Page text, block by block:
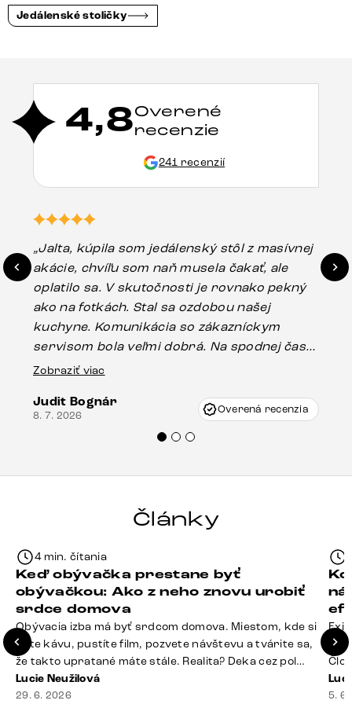
Jedálenské stoličky
4,8Overené
recenzie
241 recenzií
„Jalta, kúpila som jedálenský stôl z masívnej
akácie, chvíľu som naň musela čakať, ale
oplatilo sa. V skutočnosti je rovnako pekný
ako na fotkách. Stal sa ozdobou našej
kuchyne. Komunikácia so zákazníckym
servisom bola veľmi dobrá. Na spodnej časti
stola bolo malé poškodenie, pravdepodobne
Vincze pri riešení mojej záležitosti pristúpili
veľmi korektne. Odporúčam produkty Delife
Zobraziť viac
Judit Bognár
8. 7. 2026 Overená recenzia
Články
4 min. čítania
Keď obývačka prestane byť
obývačkou: Ako z neho znovu urobiť
srdce domova
Obývacia izba má byť srdcom domova. Miestom, kde si
dáte kávu, pustíte film, pozvete návštevu a tvárite sa,
že takto upratané máte stále. Realita? Deka cez pol
sedačky, ovládač záhadne zmizol, konferenčný stolík
slúži ako odkladisko všetkého od účteniek po balzam
Lucie Neužilová
29. 6. 2026
si
5.